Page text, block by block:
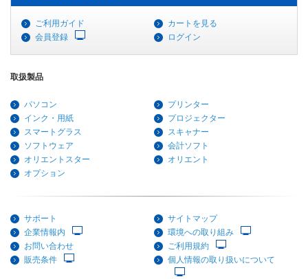
ご利用ガイド
カートを見る
会員登録
ログイン
取扱製品
パソコン
プリンター
インク・用紙
プロジェクター
スマートグラス
スキャナー
ソフトウェア
会計ソフト
オリエントスター
オリエント
オプション
サポート
サイトマップ
企業情報内
環境への取り組み
お問い合わせ
ご利用規約
販売条件
個人情報の取り扱いについて